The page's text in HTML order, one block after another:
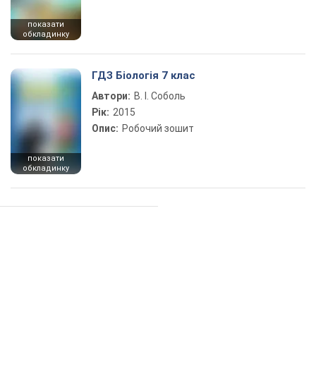
показати
обкладинку
показати
обкладинку
ГДЗ Біологія 7 клас
Автори: В. І. Соболь
Рік: 2015
Опис: Робочий зошит